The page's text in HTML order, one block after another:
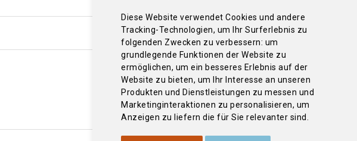
Diese Website verwendet Cookies und andere
Tracking-Technologien, um Ihr Surferlebnis zu
folgenden Zwecken zu verbessern: um
grundlegende Funktionen der Website zu
ermöglichen, um ein besseres Erlebnis auf der
Website zu bieten, um Ihr Interesse an unseren
Produkten und Dienstleistungen zu messen und
Marketinginteraktionen zu personalisieren, um
Anzeigen zu liefern die für Sie relevanter sind